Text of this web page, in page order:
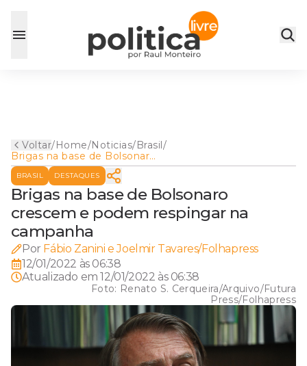
Voltar/Home/Noticias/Brasil/
Brigas na base de Bolsonaro
crescem e podem respingar
na campanha
BRASIL DESTAQUES
Brigas na base de Bolsonaro
crescem e podem respingar na
campanha
Por Fábio Zanini e Joelmir Tavares/Folhapress
12/01/2022 às 06:38
Atualizado em12/01/2022 às 06:38
Foto: Renato S. Cerqueira/Arquivo/Futura
Press/Folhapress